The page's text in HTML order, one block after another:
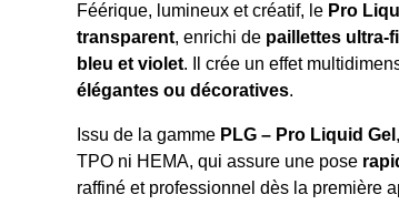
Féérique, lumineux et créatif, le Pro
transparent, enrichi de paillettes ultra-
bleu et violet. Il crée un effet
élégantes ou décoratives.
Issu de la gamme PLG – Pro Liquid Gel
TPO ni HEMA, qui assure une pose
raffiné et professionnel dès la première